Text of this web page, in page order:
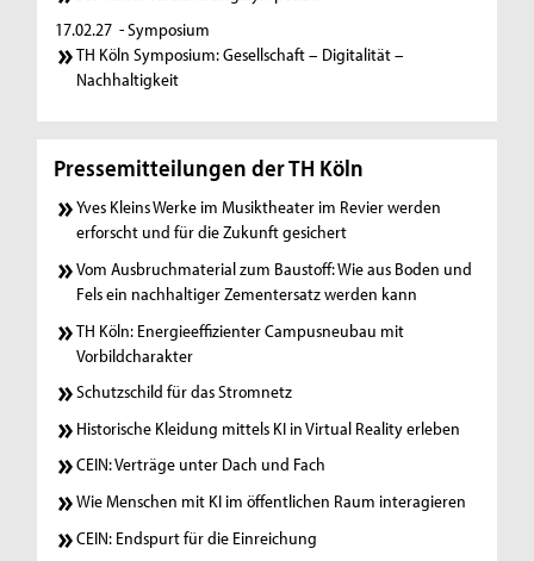
17.02.27 - Symposium
TH Köln Symposium: Gesellschaft – Digitalität –
Nachhaltigkeit
Pressemitteilungen der TH Köln
Yves Kleins Werke im Musiktheater im Revier werden
erforscht und für die Zukunft gesichert
Vom Ausbruchmaterial zum Baustoff: Wie aus Boden und
Fels ein nachhaltiger Zementersatz werden kann
TH Köln: Energieeffizienter Campusneubau mit
Vorbildcharakter
Schutzschild für das Stromnetz
Historische Kleidung mittels KI in Virtual Reality erleben
CEIN: Verträge unter Dach und Fach
Wie Menschen mit KI im öffentlichen Raum interagieren
CEIN: Endspurt für die Einreichung